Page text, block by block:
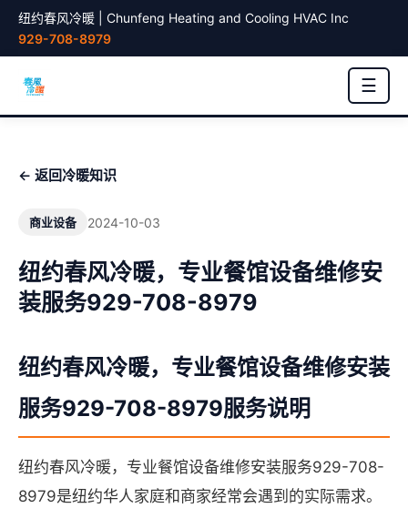
纽约春风冷暖 | Chunfeng Heating and Cooling HVAC Inc
929-708-8979
☰
← 返回冷暖知识
商业设备 2024-10-03
纽约春风冷暖，专业餐馆设备维修安
装服务929-708-8979
纽约春风冷暖，专业餐馆设备维修安装
服务929-708-8979服务说明
纽约春风冷暖，专业餐馆设备维修安装服务929-708-
8979是纽约华人家庭和商家经常会遇到的实际需求。